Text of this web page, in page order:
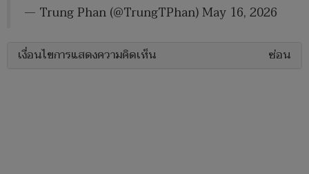
— Trung Phan (@TrungTPhan)May 16, 2026
เงื่อนไขการแสดงความคิดเห็น ซ่อน